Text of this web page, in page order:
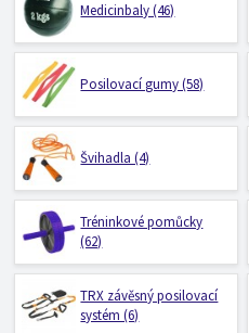
Medicinbaly (46)
Posilovací gumy (58)
Švihadla (4)
Tréninkové pomůcky
(62)
TRX závěsný posilovací
systém (6)